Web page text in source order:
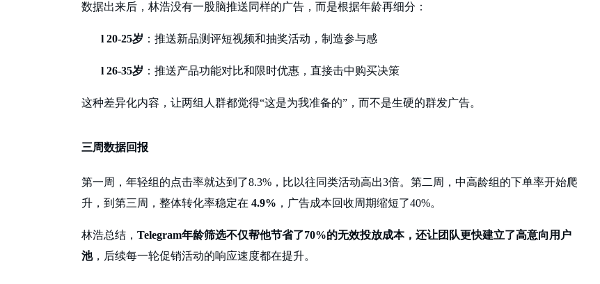
数据出来后，林浩没有一股脑推送同样的广告，而是根据年龄再细分：
l 20-25岁 ：推送新品测评短视频和抽奖活动，制造参与感
l 26-35岁 ：推送产品功能对比和限时优惠，直接击中购买决策
这种差异化内容，让两组人群都觉得“这是为我准备的”，而不是生硬的群发广告。
三周数据回报
第一周，年轻组的点击率就达到了8.3%，比以往同类活动高出3倍。第二周，中高龄组的下单率开始爬
升，到第三周，整体转化率稳定在 4.9% ，广告成本回收周期缩短了40%。
林浩总结， Telegram年龄筛选不仅帮他节省了70%的无效投放成本，还让团队更快建立了高意向用户
池，后续每一轮促销活动的响应速度都在提升。